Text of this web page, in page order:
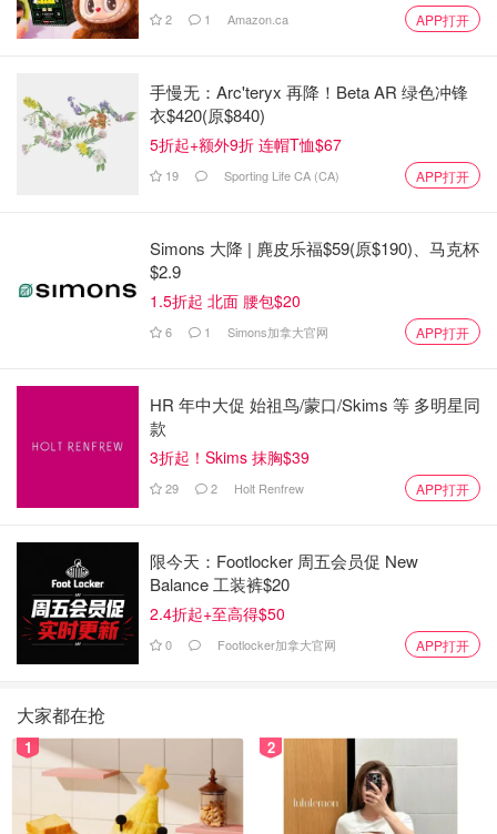
2 1 Amazon.ca APP打开
手慢无：Arc'teryx 再降！Beta AR 绿色冲锋
衣$420(原$840)
5折起+额外9折 连帽T恤$67
19 Sporting Life CA (CA) APP打开
Simons 大降 | 麂皮乐福$59(原$190)、马克杯
$2.9
1.5折起 北面 腰包$20
6 1 Simons加拿大官网 APP打开
HR 年中大促 始祖鸟/蒙口/Skims 等 多明星同
款
3折起！Skims 抹胸$39
29 2 Holt Renfrew APP打开
限今天：Footlocker 周五会员促 New
Balance 工装裤$20
2.4折起+至高得$50
0 Footlocker加拿大官网 APP打开
大家都在抢
1 2